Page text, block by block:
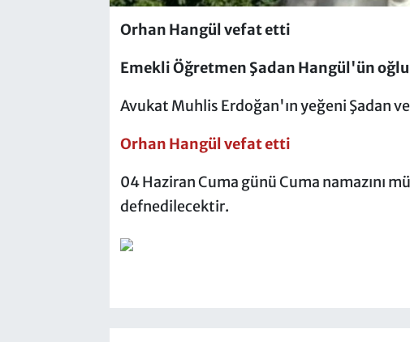
Orhan Hangül vefat etti
Emekli Öğretmen Şadan Hangül'ün
Avukat Muhlis Erdoğan'ın yeğeni Şadan
Orhan Hangül vefat etti
04 Haziran Cuma günü Cuma namazını
defnedilecektir.